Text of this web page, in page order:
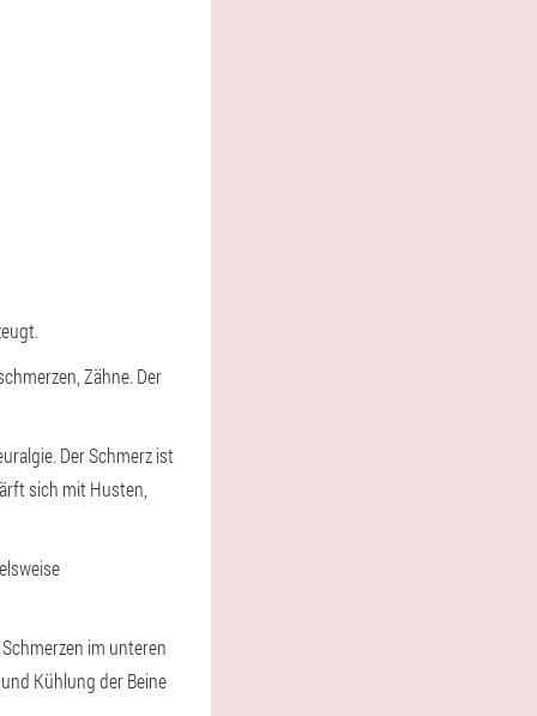
Zähne. Der
Der Schmerz ist
sich mit Husten,
im unteren
Kühlung der Beine